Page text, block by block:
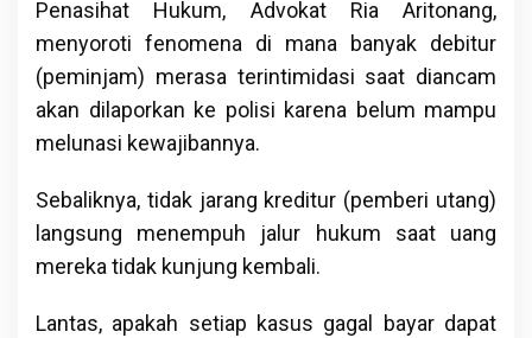
Penasihat Hukum, Advokat Ria Aritonang,
menyoroti fenomena di mana banyak debitur
(peminjam) merasa terintimidasi saat diancam
akan dilaporkan ke polisi karena belum mampu
melunasi kewajibannya.
Sebaliknya, tidak jarang kreditur (pemberi utang)
langsung menempuh jalur hukum saat uang
mereka tidak kunjung kembali.
Lantas, apakah setiap kasus gagal bayar dapat